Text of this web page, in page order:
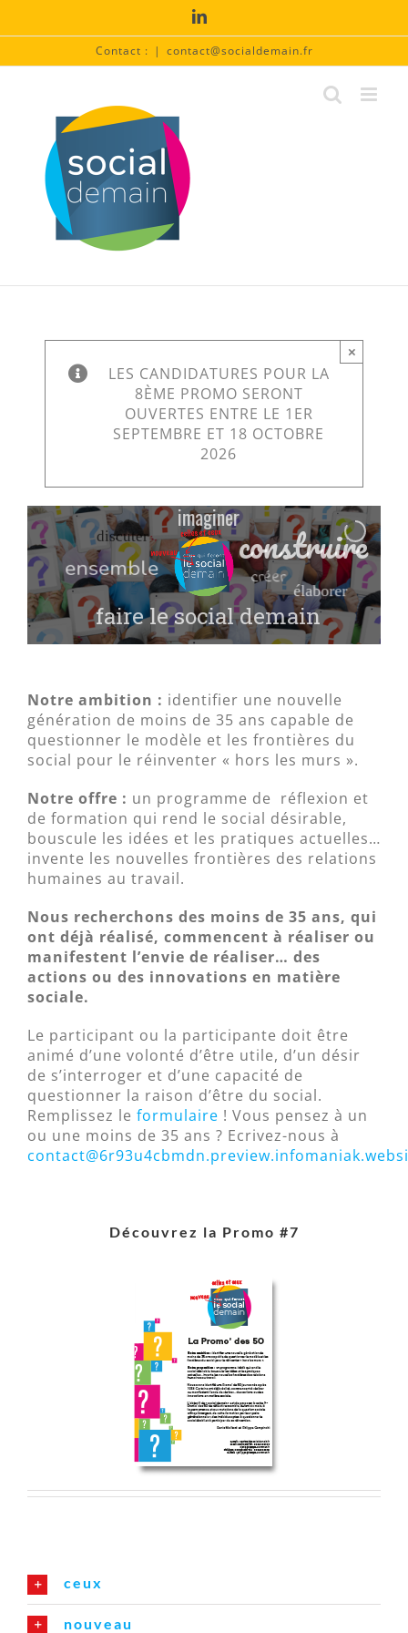
LinkedIn
Contact : | contact@socialdemain.fr
LES CANDIDATURES POUR LA
8ÈME PROMO SERONT
OUVERTES ENTRE LE 1ER
SEPTEMBRE ET 18 OCTOBRE
2026
×
discuter
créer
élaborer
ensemble
imaginer
faire le social demain
construire
Notre ambition : identifier une nouvelle
génération de moins de 35 ans capable de
questionner le modèle et les frontières du
social pour le réinventer « hors les murs ».
Notre offre : un programme de réflexion et
de formation qui rend le social désirable,
bouscule les idées et les pratiques actuelles…
invente les nouvelles frontières des relations
humaines au travail.
Nous recherchons des moins de 35 ans, qui
ont déjà réalisé, commencent à réaliser ou
manifestent l’envie de réaliser… des
actions ou des innovations en matière
sociale.
Le participant ou la participante doit être
animé d’une volonté d’être utile, d’un désir
de s’interroger et d’une capacité de
questionner la raison d’être du social.
Remplissez le formulaire ! Vous pensez à un
ou une moins de 35 ans ? Ecrivez-nous à
Découvrez la Promo #7
ceux
nouveau